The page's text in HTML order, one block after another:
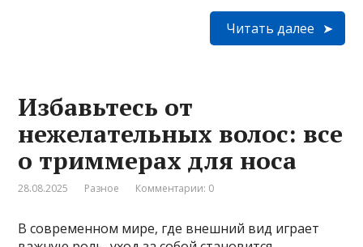
Читать далее
Избавьтесь от
нежелательных волос: все
о триммерах для носа
28.08.2025 Разное Комментарии: 0
В современном мире, где внешний вид играет